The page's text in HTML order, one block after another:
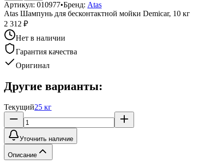
Артикул: 010977•Бренд: Atas
Atas Шампунь для бесконтактной мойки Demicar, 10 кг
2 312 ₽
Нет в наличии
Гарантия качества
Оригинал
Другие варианты:
Текущий25 кг
Уточнить наличие
Описание